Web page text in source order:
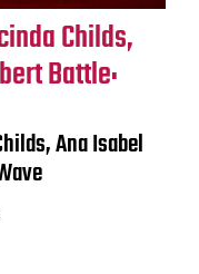
Childs,
Battle:
Ana Isabel